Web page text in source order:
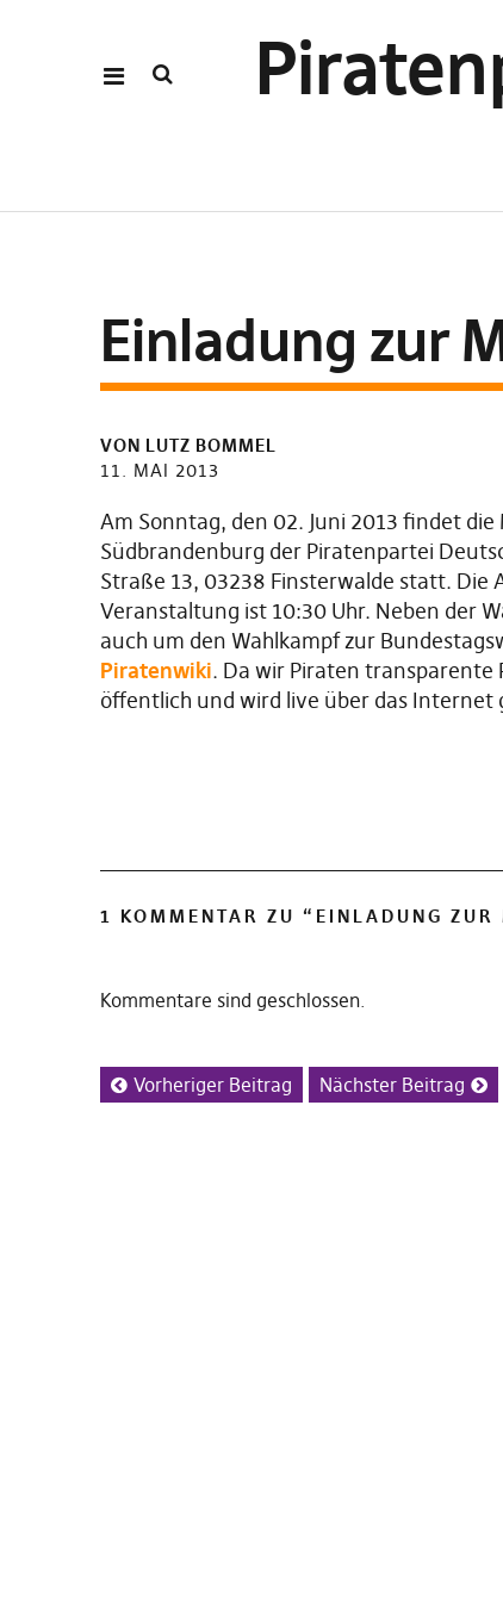
Einladung zur
VON LUTZ BOMMEL
11. MAI 2013
Am Sonntag, den 02. Juni 2013 findet
Südbrandenburg der Piratenpartei
Straße 13, 03238 Finsterwalde statt.
Veranstaltung ist 10:30 Uhr. Neben der
auch um den Wahlkampf zur
Piratenwiki. Da wir Piraten transparente
öffentlich und wird live über das Internet
1 KOMMENTAR ZU “ EINLADUNG ZUR
Kommentare sind geschlossen.
Vorheriger Beitrag Nächster Beitrag